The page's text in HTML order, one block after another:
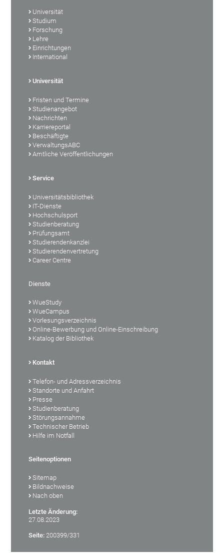
Universität
Studium
Forschung
Lehre
Einrichtungen
International
Universität
Fristen und Termine
Studienangebot
Nachrichten
Karriereportal
Beschäftigte
VerwaltungsABC
Amtliche Veröffentlichungen
Service
Universitätsbibliothek
IT-Dienste
Hochschulsport
Studienberatung
Prüfungsamt
Studierendenkanzlei
Studierendenvertretung
Career Centre
Dienste
WueStudy
WueCampus
Vorlesungsverzeichnis
Online-Bewerbung und Online-Einschreibung
Katalog der Bibliothek
Kontakt
Telefon- und Adressverzeichnis
Standorte und Anfahrt
Presse
Studienberatung
Störungsannahme
Technischer Betrieb
Hilfe im Notfall
Seitenoptionen
Sitemap
Bildnachweise
Nach oben
Letzte Änderung:
27.08.2023
Seite: 200399/331